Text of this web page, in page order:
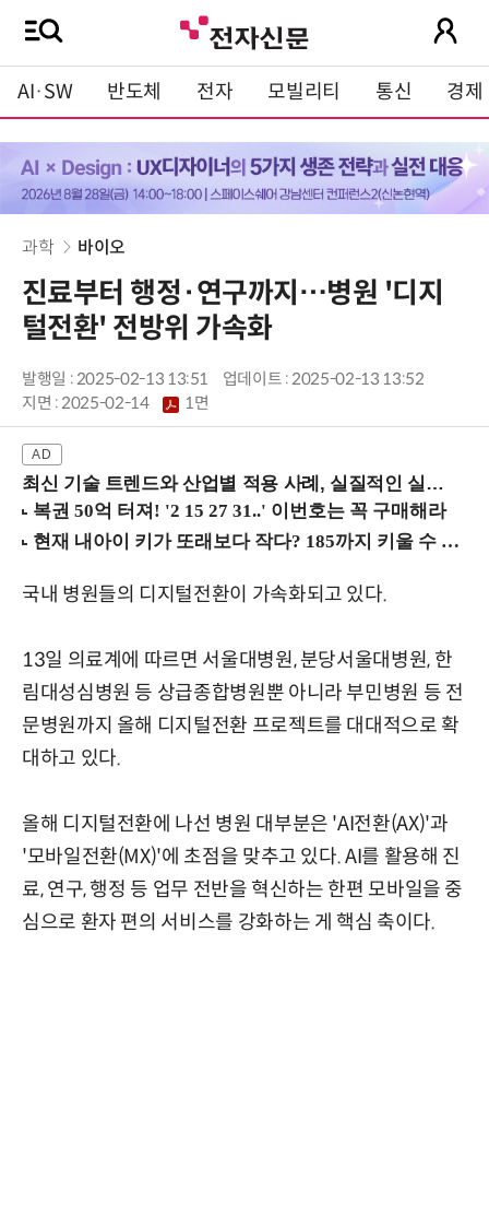
AI·SW 반도체 전자 모빌리티 통신 경제
과학 바이오
진료부터 행정·연구까지…병원 '디지
털전환' 전방위 가속화
발행일 : 2025-02-13 13:51
업데이트 : 2025-02-13 13:52
지면 :2025-02-14 1면
최신 기술 트렌드와 산업별 적용 사례, 실질적인 실행 전략을 공유 (9/18 양재역)
국내 병원들의 디지털전환이 가속화되고 있다.
13일 의료계에 따르면 서울대병원, 분당서울대병원, 한
림대성심병원 등 상급종합병원뿐 아니라 부민병원 등 전
문병원까지 올해 디지털전환 프로젝트를 대대적으로 확
대하고 있다.
올해 디지털전환에 나선 병원 대부분은 'AI전환(AX)'과
'모바일전환(MX)'에 초점을 맞추고 있다. AI를 활용해 진
료, 연구, 행정 등 업무 전반을 혁신하는 한편 모바일을 중
심으로 환자 편의 서비스를 강화하는 게 핵심 축이다.